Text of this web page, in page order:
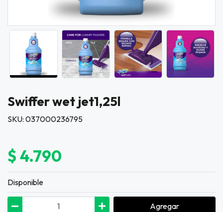
Swiffer wet jet1,25l
SKU: 037000236795
$ 4.790
Disponible
Agregar